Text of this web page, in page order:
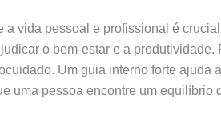
a vida pessoal e profissional é
o bem-estar e a produtividade.
Um guia interno forte ajuda
uma pessoa encontre um equilíbrio